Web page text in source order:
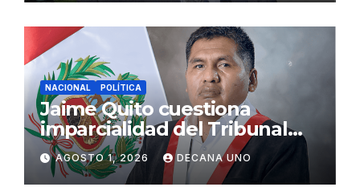
NACIONAL POLÍTICA
Jaime Quito cuestiona
imparcialidad del Tribunal
Constitucional tras liberación
de Ollanta Humala
AGOSTO 1, 2026 DECANA UNO